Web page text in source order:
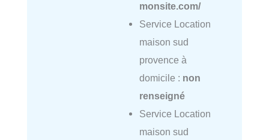
monsite.com/
Service Location
maison sud
provence à
domicile : non
renseigné
Service Location
maison sud